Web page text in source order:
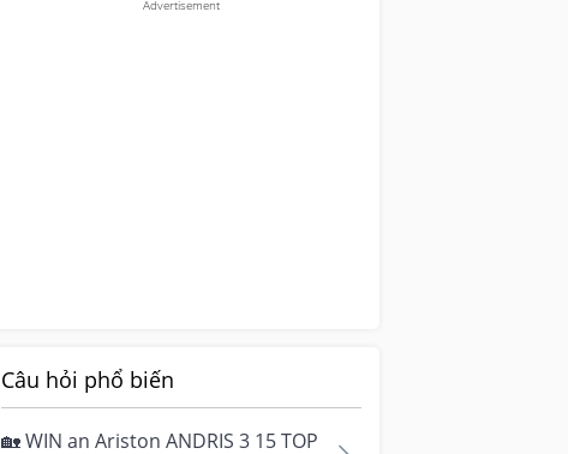
Câu hỏi phổ biến
🏡 WIN an Ariston ANDRIS 3 15 TOP